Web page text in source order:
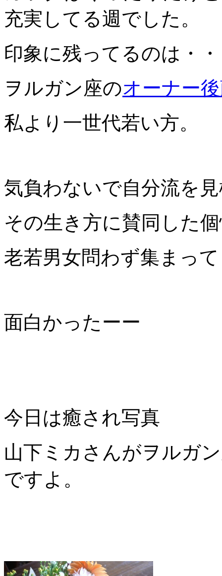
充実してる週でした。
印象に残ってるのは・・
ヲルガン座のオーナー
私より一世代若い方。
気負わないで自分流を
その生き方に賛同した
老若男女問わず集まっ
面白かったーー
今日は癒され写真
山下ミカさんがヲルガ
ですよ。